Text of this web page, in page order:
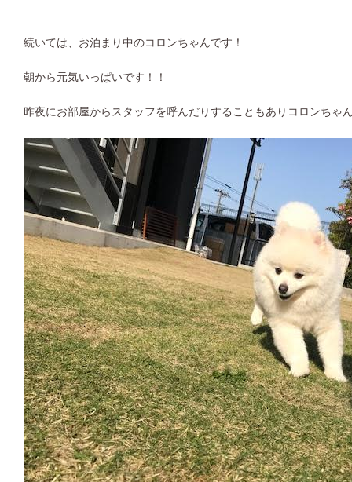
続いては、お泊まり中のコロンちゃんです！
朝から元気いっぱいです！！
昨夜にお部屋からスタッフを呼んだりすることもありコロンちゃ